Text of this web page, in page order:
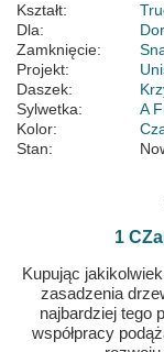
Kształt:
Dla:
Zamknięcie:
Projekt:
Daszek:
Sylwetka:
A
Kolor:
Stan:
1
Kupując
zasadzenia
najbardziej tego
współpracy